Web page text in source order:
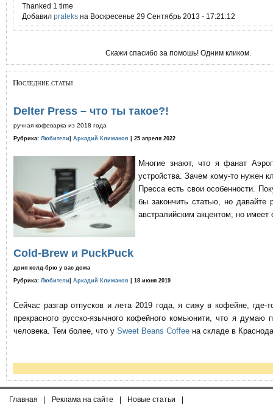
Thanked 1 time
Добавил praleks на Воскресенье 29 Сентябрь 2013 - 17:21:12
Скажи спасибо за помошь! Одним кликом.
Последние статьи
Delter Press – что ты такое?!
ручная кофеварка из 2018 года
Рубрика: Любители Аркадий Климанов | 25 апреля 2022
Многие знают, что я фанат
устройства. Зачем кому-то нужен
Пресса есть свои особенности.
бы закончить статью, но давайте
австралийским акцентом, но имеет
Cold-Brew и PuckPuck
дрип колд-брю у вас дома
Рубрика: Любители Аркадий Климанов | 18 июня 2019
Сейчас разгар отпусков и лета 2019 года, я сижу в кофейне,
прекрасного русско-язычного кофейного комьюнити, что я
человека. Тем более, что у Sweet Beans Coffee на складе в
Главная | Реклама на сайте | Новые статьи |